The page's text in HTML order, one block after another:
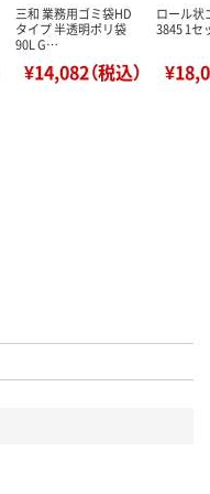
三和 業務用ゴミ袋HD
タイプ 半透明ポリ袋
90L G…
¥14,082（税込）
ロール状
3845 1セ